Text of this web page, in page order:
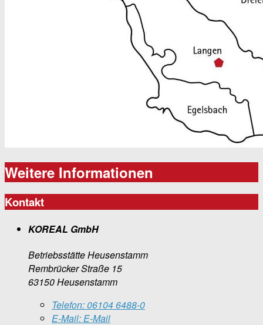
Weitere Informationen
Kontakt
KOREAL GmbH
Betriebsstätte Heusenstamm
Rembrücker Straße 15
63150 Heusenstamm
Telefon:06104 6488-0
E-Mail:E-Mail